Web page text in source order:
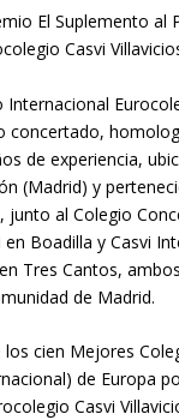
El Suplemento al
Casvi
Internacional
concertado,
de experiencia,
(Madrid) y
junto al Colegio
en Boadilla y Casvi
Tres Cantos,
de Madrid.
cien Mejores
de Europa
Casvi